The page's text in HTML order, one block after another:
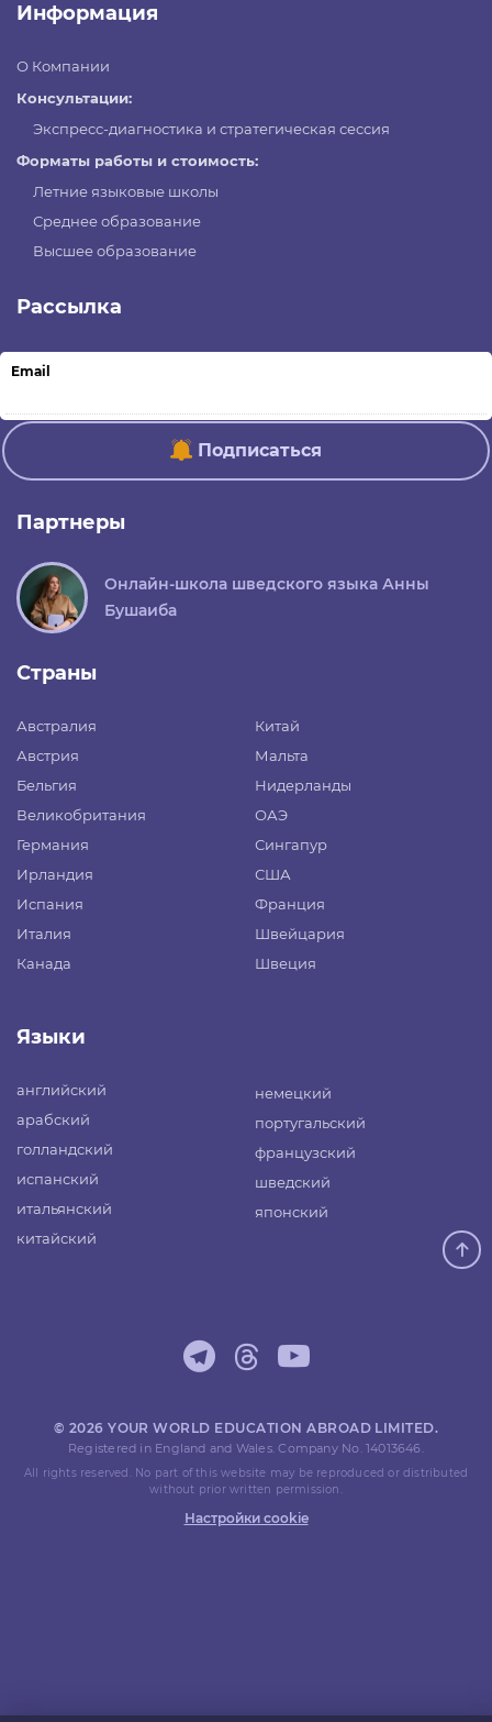
Информация
О Компании
Консультации:
Экспресс-диагностика и стратегическая сессия
Форматы работы и стоимость:
Летние языковые школы
Среднее образование
Высшее образование
Рассылка
Email
Подписаться
Партнеры
Онлайн-школа шведского языка Анны
Бушаиба
Страны
Австралия
Австрия
Бельгия
Великобритания
Германия
Ирландия
Испания
Италия
Канада
Китай
Мальта
Нидерланды
ОАЭ
Сингапур
США
Франция
Швейцария
Швеция
Языки
английский
арабский
голландский
испанский
итальянский
китайский
немецкий
португальский
французский
шведский
японский
© 2026 YOUR WORLD EDUCATION ABROAD LIMITED.
Registered in England and Wales. Company No. 14013646.
All rights reserved. No part of this website may be reproduced or distributed
without prior written permission.
Настройки cookie